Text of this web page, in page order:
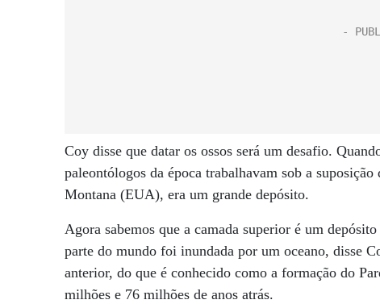
Coy disse que datar os ossos será um desafio.
paleontólogos da época trabalhavam sob a
Montana (EUA), era um grande depósito.
Agora sabemos que a camada superior é um
parte do mundo foi inundada por um oceano, disse
anterior, do que é conhecido como a formação do
milhões e 76 milhões de anos atrás.